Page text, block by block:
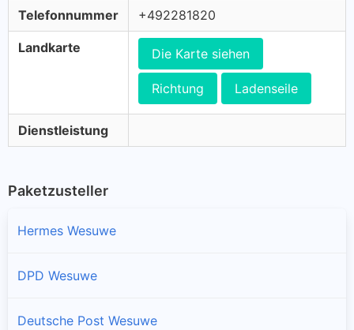
Telefonnummer +492281820
Landkarte Die Karte siehen
Richtung Ladenseile
Dienstleistung
Paketzusteller
Hermes Wesuwe
DPD Wesuwe
Deutsche Post Wesuwe